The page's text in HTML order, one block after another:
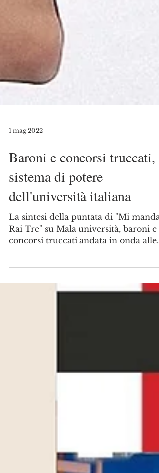
Baroni e concorsi truccati, il
sistema di potere
dell'università italiana
La sintesi della puntata di "Mi manda